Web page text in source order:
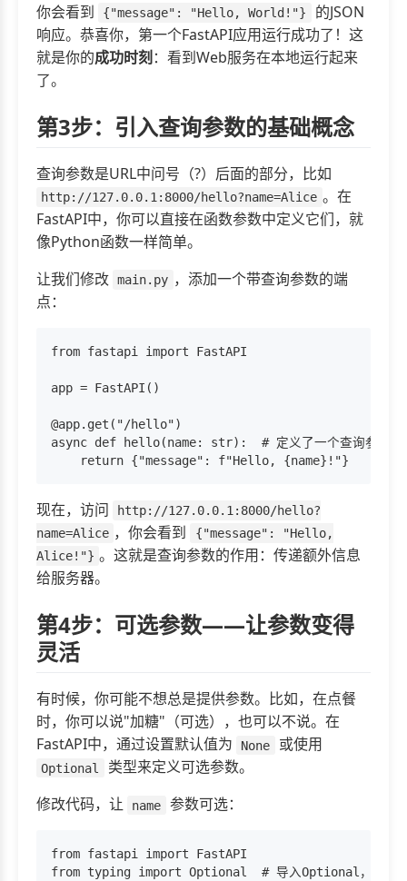
你会看到
{"message": "Hello, World!"}
的JSON
响应。恭喜你，第一个FastAPI应用运行成功了！这
就是你的成功时刻 ：看到Web服务在本地运行起来
了。
第3步：引入查询参数的基础概念
查询参数是URL中问号（?）后面的部分，比如
http://127.0.0.1:8000/hello?name=Alice 。在
FastAPI中，你可以直接在函数参数中定义它们，就
像Python函数一样简单。
让我们修改 main.py ，添加一个带查询参数的端
点：
from fastapi import FastAPI
app = FastAPI()
@app.get("/hello")
async def hello(name: str):  # 定义了一个查询参数
现在，访问
http://127.0.0.1:8000/hello?
name=Alice ，你会看到
{"message": "Hello,
Alice!"} 。这就是查询参数的作用：传递额外信息
给服务器。
第4步：可选参数——让参数变得
灵活
有时候，你可能不想总是提供参数。比如，在点餐
时，你可以说"加糖"（可选），也可以不说。在
FastAPI中，通过设置默认值为
None 或使用
Optional
类型来定义可选参数。
修改代码，让
name 参数可选：
from fastapi import FastAPI
from typing import Optional  # 导入Optional，用于定